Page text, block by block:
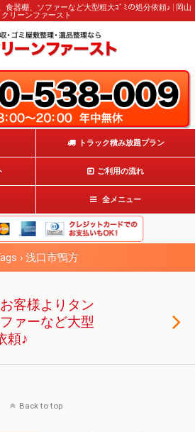
食器棚、ソファーなど大型粗大ｺﾞﾐの処分依頼♪ | 岡山
クリーンファースト
トラック積み放題プラン
ご利用の流れ
全メニュー
› 浅口市鴨方
客様よりタン
ァーなど大型
頼♪
Back to top